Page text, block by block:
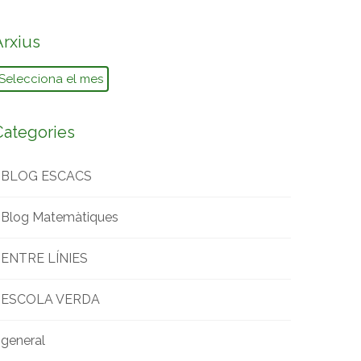
BLOG ESCACS
Blog Matemàtiques
ENTRE LÍNIES
ESCOLA VERDA
general